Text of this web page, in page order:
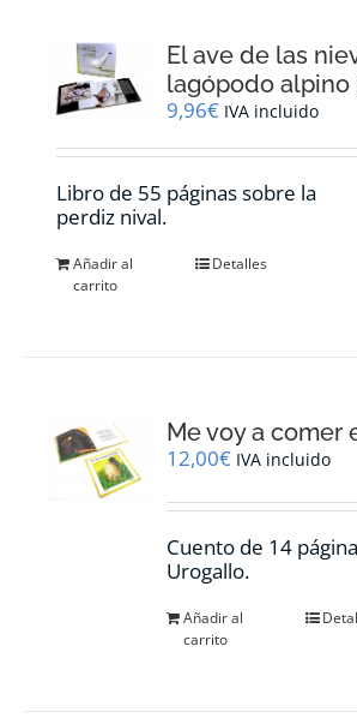
El ave de las
lagópodo alpino
9,96€ IVA incluido
Libro de 55 páginas sobre la
perdiz nival.
Añadir al
carrito
Detalles
Me voy a comer
12,00€ IVA incluido
Cuento de 14
Urogallo.
Añadir al
carrito